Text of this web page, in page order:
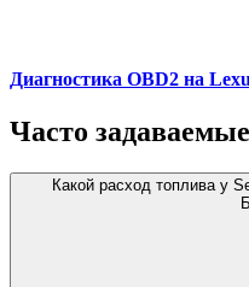
Диагностика OBD2 на
Часто
Какой расход топлива у